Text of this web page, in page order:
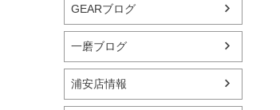
GEARブログ
一磨ブログ
浦安店情報